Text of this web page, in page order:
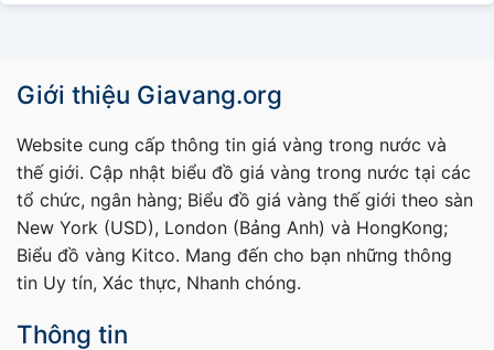
Giới thiệu Giavang.org
Website cung cấp thông tin giá vàng trong nước và
thế giới. Cập nhật biểu đồ giá vàng trong nước tại các
tổ chức, ngân hàng; Biểu đồ giá vàng thế giới theo sàn
New York (USD), London (Bảng Anh) và HongKong;
Biểu đồ vàng Kitco. Mang đến cho bạn những thông
tin Uy tín, Xác thực, Nhanh chóng.
Thông tin